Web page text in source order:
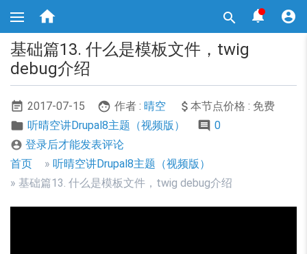
转
 


基础篇13. 什么是模板文件，twig
debug介绍
2017-07-15 作者 : 晴空
本节点价格 : 免费
听晴空讲Drupal8主题（视频版）
0
 登录后才能发表评论
面
包
屑
首页
听晴空讲Drupal8主题（视频版）
基础篇13. 什么是模板文件，twig debug介绍